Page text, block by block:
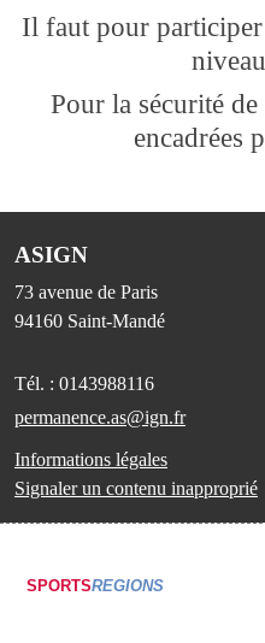
Il faut pour
Pour la sécurité
encadrées
ASIGN
73 avenue de Paris
94160 Saint-Mandé
Tél. : 0143988116
permanence.as@ign.fr
Informations légales
Signaler un contenu inapproprié
SPORTSREGIONS